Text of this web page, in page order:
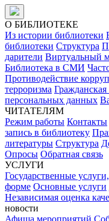
О БИБЛИОТЕКЕ
Из истории библиотеки
библиотеки Структура
дарители Виртуальный
Библиотека в СМИ
Противодействие
терроризма
персональных данных
ЧИТАТЕЛЯМ
Режим работы Контакты
запись в библиотеку
литературы Структура
Опросы Обратная связь
УСЛУГИ
Государственные
форме Основные услуги
Независимая оценка
новости
Афиша мероприятий